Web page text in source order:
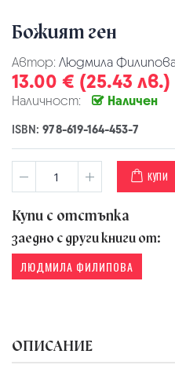
Божият ген
Автор: Людмила
13.00 € (25.43 лв.)
Наличност: Наличен
ISBN:978-619-164-453-7
КУПИ
Купи с отстъпка
заедно с други книги от:
ЛЮДМИЛА ФИЛИПОВА
ОПИСАНИЕ